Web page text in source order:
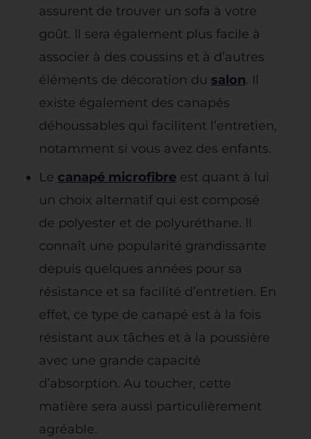
assurent de trouver un sofa à votre
goût. Il sera également plus facile à
associer à des coussins et à d’autres
éléments de décoration du salon. Il
existe également des canapés
déhoussables qui facilitent l’entretien,
notamment si vous avez des enfants.
Le canapé microfibre est quant à lui
un choix alternatif qui est composé
de polyester et de polyuréthane. Il
connaît une popularité grandissante
depuis quelques années pour sa
résistance et sa facilité d’entretien. En
effet, ce type de canapé est à la fois
résistant aux tâches et à la poussière
avec une grande capacité
d’absorption. Au toucher, cette
matière sera aussi particulièrement
agréable.